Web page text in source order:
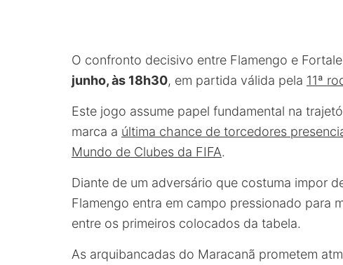
O confronto decisivo entre Flamengo e
junho, às 18h30, em partida válida pela 11ª
Este jogo assume papel fundamental na
marca a última chance de torcedores
Mundo de Clubes da FIFA.
Diante de um adversário que costuma impor
Flamengo entra em campo pressionado para
entre os primeiros colocados da tabela.
As arquibancadas do Maracanã prometem